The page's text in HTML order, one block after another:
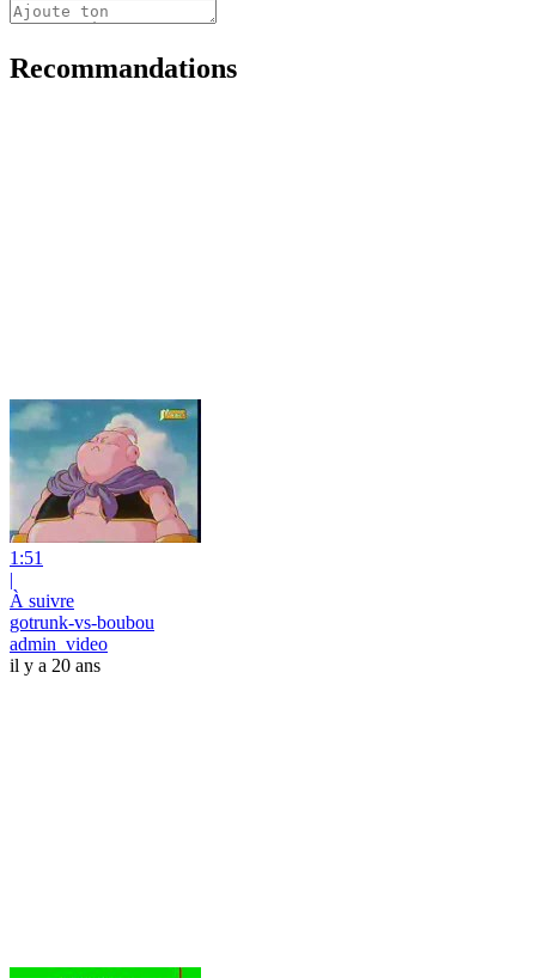
Recommandations
1:51
|
À suivre
gotrunk-vs-boubou
admin_video
il y a 20 ans